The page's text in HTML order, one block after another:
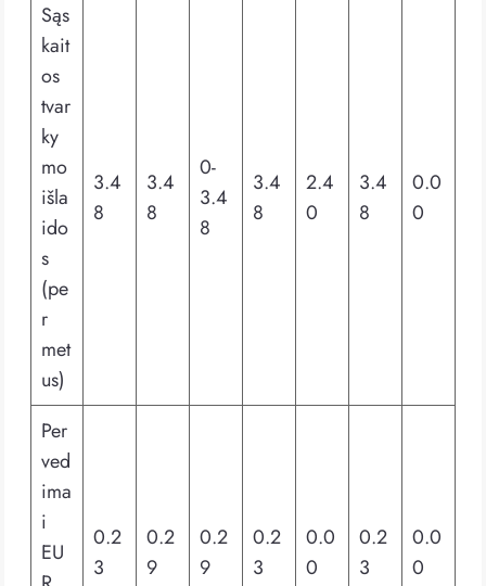
Sąs
kait
os
tvar
ky
mo
išla
ido
s
(pe
r
met
us)
3.4
8
3.4
8
0-
3.4
8
3.4
8
2.4
0
3.4
8
0.0
0
Per
ved
ima
i
EU
0.2
3
0.2
9
0.2
9
0.2
3
0.0
0
0.2
3
0.0
0